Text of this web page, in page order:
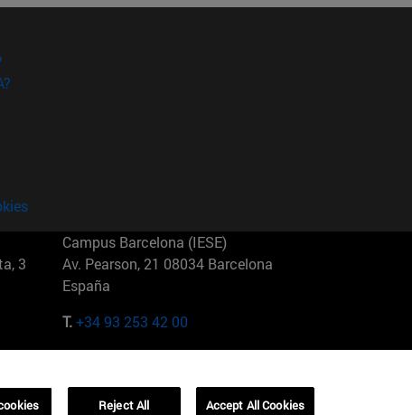
3
Campus Barcelona (IESE)
Av. Pearson, 21 08034 Barcelona
España
T.+34 93 253 42 00
01321001 Bela Vista Brasil
Reject All Accept All Cookies